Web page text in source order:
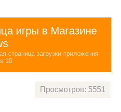
игры в Магазине
страница загрузки приложения
10
Просмотров: 5551